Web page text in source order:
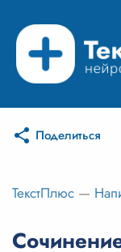
Режимы
Цены
Вход
Поделиться
ТекстПлюс —